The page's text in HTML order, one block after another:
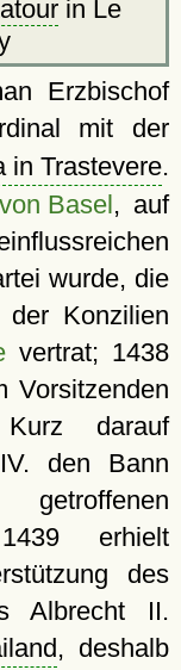
in Le
Erzbischof
mit der
in Trastevere.
Basel, auf
wurde, die
Konzilien
vertrat; 1438
Vorsitzenden
darauf
den Bann
1439 erhielt
des
Albrecht II.
, deshalb